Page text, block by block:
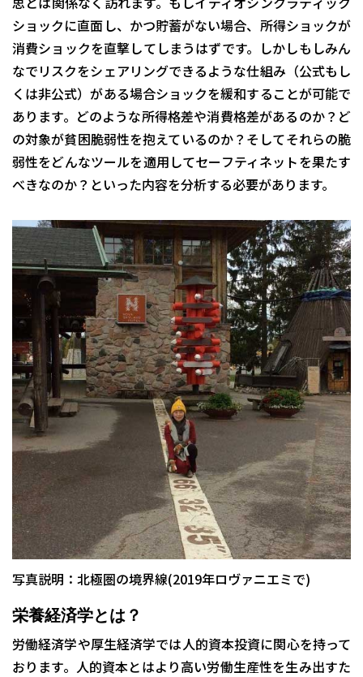
ショックに直面し、かつ貯蓄がない場合、所得ショックが
消費ショックを直撃してしまうはずです。しかしもしみん
なでリスクをシェアリングできるような仕組み（公式もし
くは非公式）がある場合ショックを緩和することが可能で
あります。どのような所得格差や消費格差があるのか？ど
の対象が貧困脆弱性を抱えているのか？そしてそれらの脆
弱性をどんなツールを適用してセーフティネットを果たす
べきなのか？といった内容を分析する必要があります。
写真説明：北極圏の境界線(2019年ロヴァニエミで)
栄養経済学とは？
労働経済学や厚生経済学では人的資本投資に関心を持って
おります。人的資本とはより高い労働生産性を生み出すた